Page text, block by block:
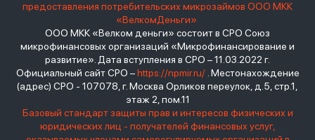
предоставления потребительских микрозаймов ООО МКК
«ВелкомДеньги»
ООО МКК «Велком деньги» состоит в СРО Союз
микрофинансовых организаций «Микрофинансирование и
развитие». Дата вступления в СРО – 11.03.2022 г.
Официальный сайт СРО –https://npmir.ru/. Местонахождение
(адрес) СРО - 107078, г. Москва Орликов переулок, д.5, стр.1,
этаж 2, пом.11
Базовый стандарт защиты прав и интересов физических и
юридических лиц - получателей финансовых услуг,